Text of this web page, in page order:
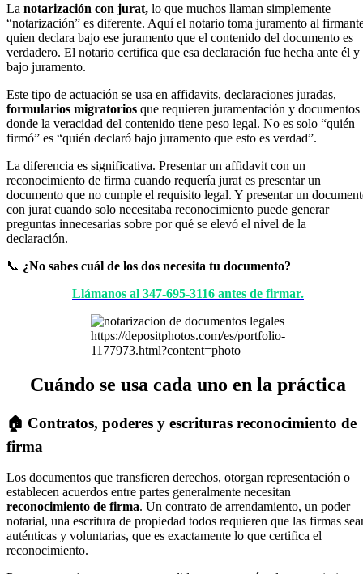
La notarización con jurat, lo que muchos llaman simplemente
“notarización” es diferente. Aquí el notario toma juramento al
quien declara bajo ese juramento que el contenido del documento es
verdadero. El notario certifica que esa declaración fue hecha ante él y
bajo juramento.
Este tipo de actuación se usa en affidavits, declaraciones juradas,
formularios migratorios que requieren juramentación y documentos
donde la veracidad del contenido tiene peso legal. No es solo “quién
firmó” es “quién declaró bajo juramento que esto es verdad”.
La diferencia es significativa. Presentar un affidavit con un
reconocimiento de firma cuando requería jurat es presentar un
documento que no cumple el requisito legal. Y presentar un
con jurat cuando solo necesitaba reconocimiento puede generar
preguntas innecesarias sobre por qué se elevó el nivel de la
declaración.
📞 ¿No sabes cuál de los dos necesita tu documento?
Llámanos al 347-695-3116 antes de firmar.
https://depositphotos.com/es/portfolio-
1177973.html?content=photo
Cuándo se usa cada uno en la práctica
🏠 Contratos, poderes y escrituras reconocimiento de
firma
Los documentos que transfieren derechos, otorgan representación o
establecen acuerdos entre partes generalmente necesitan
reconocimiento de firma. Un contrato de arrendamiento, un poder
notarial, una escritura de propiedad todos requieren que las firmas
auténticas y voluntarias, que es exactamente lo que certifica el
reconocimiento.